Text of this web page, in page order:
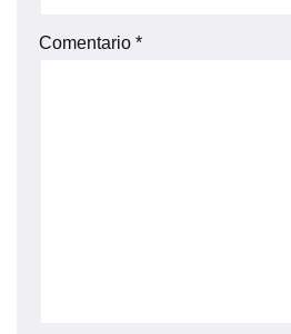
Comentario *